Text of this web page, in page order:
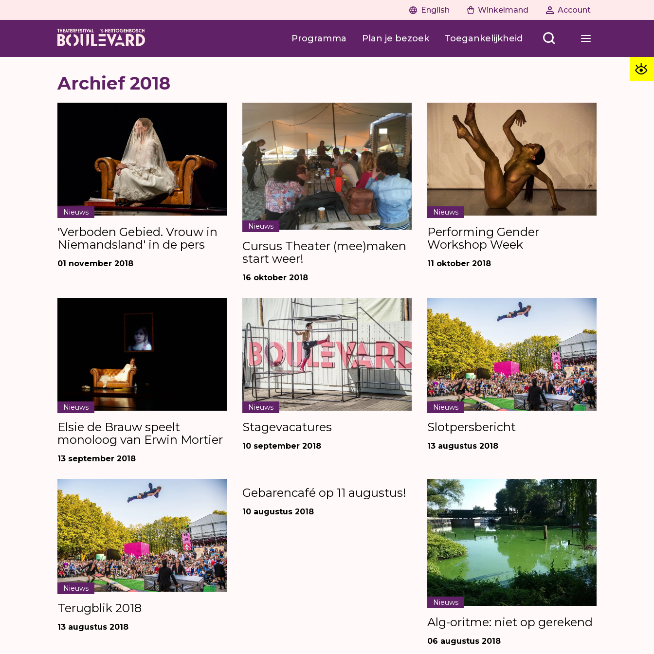
English Winkelmand Account
Programma Plan je bezoek Toegankelijkheid
Archief 2018
'Verboden Gebied. Vrouw in
Niemandsland' in de pers
01 november 2018
Nieuws
Cursus Theater (mee)maken
start weer!
16 oktober 2018
Nieuws
Performing Gender
Workshop Week
11 oktober 2018
Nieuws
Elsie de Brauw speelt
monoloog van Erwin Mortier
13 september 2018
Nieuws
Stagevacatures
10 september 2018
Nieuws
Slotpersbericht
13 augustus 2018
Nieuws
Terugblik 2018
13 augustus 2018
Nieuws
Gebarencafé op 11 augustus!
10 augustus 2018
Alg-oritme: niet op gerekend
06 augustus 2018
Nieuws